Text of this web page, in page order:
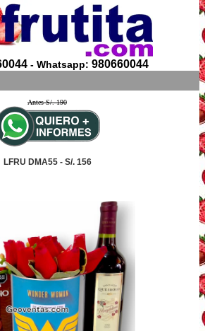
- Whatsapp: 980660044
Antes S/. 190
LFRU DMA55 - S/. 156